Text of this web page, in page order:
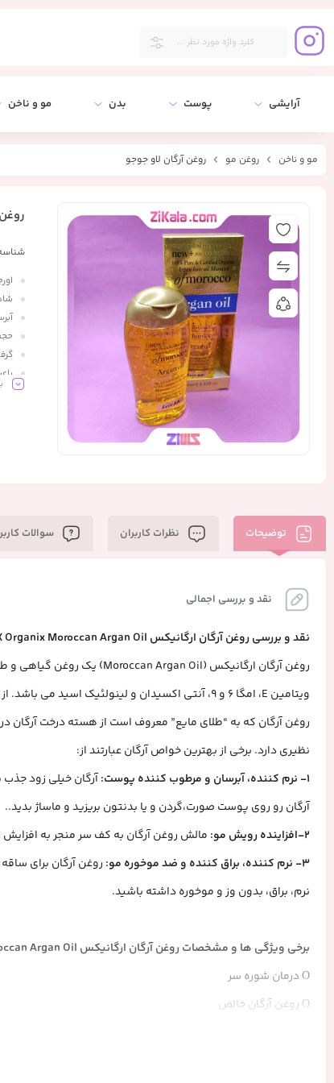
آرایشی پوست بدن مو و ناخن
مو و ناخن روغن مو روغن آرگان لاو جوجو
حجم
توضیحات نظرات کاربران سوالات
نقد و بررسی اجمالی
نقد و بررسی روغن آرگان ارگانیکس OGX Organix Moroccan Argan Oil
ویتامین E، امگا ۶ و ۹، آنتی‌ اکسیدان و لینولئیک اسید می باشد. از این رو می‌توان از آن به صورت موضعی روی پوست، ناخن‌ها و موها قرار داد تا آب‌ رسانی و تغذیه شوند.
روغن آرگان که به “طلای مایع” معروف است از هسته درخت
نظیری دارد. برخی از بهترین خواص آرگان عبارتند از:
1- نرم کننده، آبرسان و مرطوب کننده پوست:
آرگان خیلی زود
آرگان رو روی پوست صورت،گردن و یا بدنتون بریزید و ماساژ بدید..
2-افزاینده رویش مو:
مالش روغن آرگان به کف سر منجر به
3- نرم کننده، براق کننده و ضد موخوره مو:
روغن آرگان برای
نرم، براق، بدون وز و موخوره داشته باشید.
برخی ویژگی ها و مشخصات روغن آرگان ارگانیکس OGX Organix Moroccan Argan Oil
Ο درمان شوره سر
Ο روغن آرگان خالص